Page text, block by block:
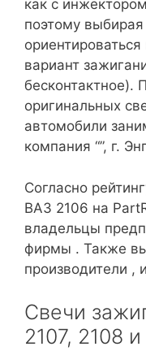
как с
поэтому
вариант
бесконтактное).
оригинальных
автомобили
компания “”, г.
Согласно
ВАЗ 2106 на
владельцы
фирмы . Также
производители ,
Свечи
2107, 2108